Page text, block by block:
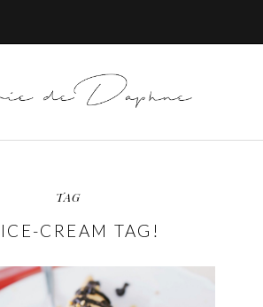
TAG
CREAM TAG!